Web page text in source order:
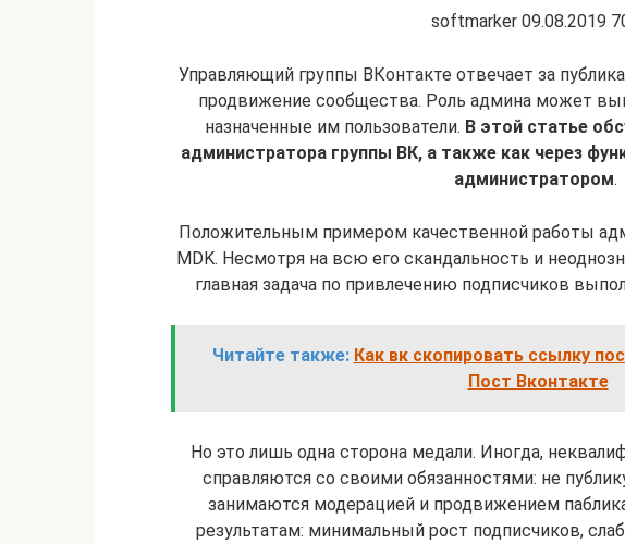
softmarker 09.08.2019
Управляющий группы ВКонтакте отвечает за
продвижение сообщества. Роль админа может
назначенные им пользователи. В этой статье
администратора группы ВК, а также как через
администратором.
Положительным примером качественной работы
MDK. Несмотря на всю его скандальность и
главная задача по привлечению подписчиков
Читайте также: Как вк скопировать ссылку
Пост Вконтакте
Но это лишь одна сторона медали. Иногда,
справляются со своими обязанностями: не
занимаются модерацией и продвижением
результатам: минимальный рост подписчиков,